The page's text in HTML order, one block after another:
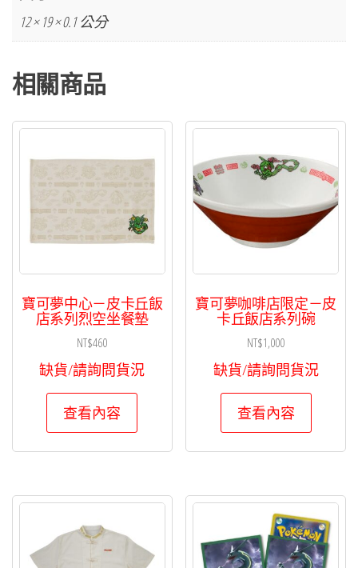
12 × 19 × 0.1 公分
相關商品
寶可夢中心－皮卡丘飯
店系列烈空坐餐墊
NT$460
缺貨/請詢問貨況
查看內容
寶可夢咖啡店限定－皮
卡丘飯店系列碗
NT$1,000
缺貨/請詢問貨況
查看內容